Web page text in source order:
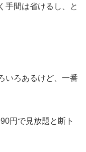
手間は省けるし、と
いろあるけど、一番
円で見放題と断ト